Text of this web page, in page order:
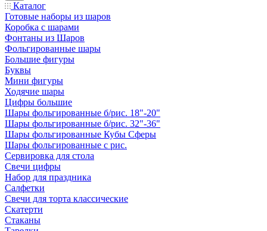
Каталог
Готовые наборы из шаров
Коробка с шарами
Фонтаны из Шаров
Фольгированные шары
Большие фигуры
Буквы
Мини фигуры
Ходячие шары
Цифры большие
Шары фольгированные б/рис. 18"-20"
Шары фольгированные б/рис. 32"-36"
Шары фольгированные Кубы Сферы
Шары фольгированные с рис.
Сервировка для стола
Свечи цифры
Набор для праздника
Салфетки
Свечи для торта классические
Скатерти
Стаканы